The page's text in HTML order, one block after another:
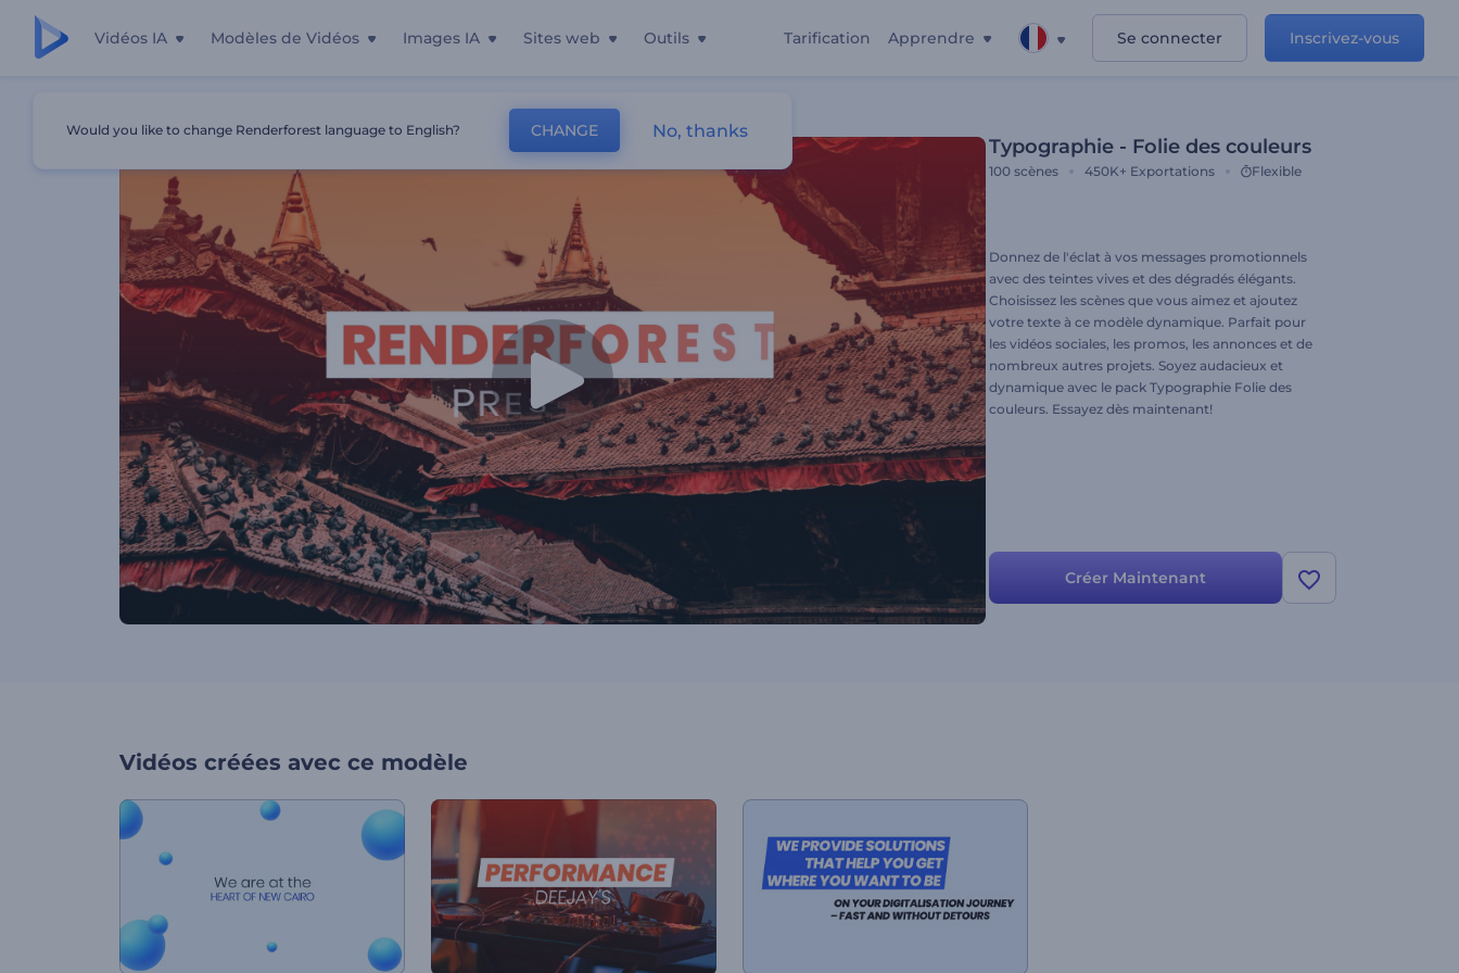
Vidéos IA Modèles de Vidéos Images IA Sites web Outils Tarification Apprendre Se connecter Inscrivez-vous
Typographie - Folie des couleurs
100 scènes 450K+ Exportations Flexible
Donnez de l'éclat à vos messages promotionnels
avec des teintes vives et des dégradés élégants.
Choisissez les scènes que vous aimez et ajoutez
votre texte à ce modèle dynamique. Parfait pour
les vidéos sociales, les promos, les annonces et de
nombreux autres projets. Soyez audacieux et
dynamique avec le pack Typographie Folie des
couleurs. Essayez dès maintenant!
Créer Maintenant
Vidéos créées avec ce modèle
Would you like to change Renderforest language to English? CHANGE No, thanks